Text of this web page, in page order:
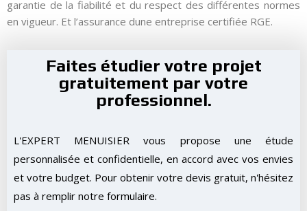
garantie de la fiabilité et du respect des différentes normes
en vigueur. Et l’assurance dune entreprise certifiée RGE.
Faites étudier votre projet
gratuitement par votre
professionnel.
L'EXPERT MENUISIER vous propose une étude
personnalisée et confidentielle, en accord avec vos envies
et votre budget. Pour obtenir votre devis gratuit, n'hésitez
pas à remplir notre formulaire.